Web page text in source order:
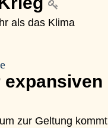
als das Klima
expansiven
zur Geltung kommt